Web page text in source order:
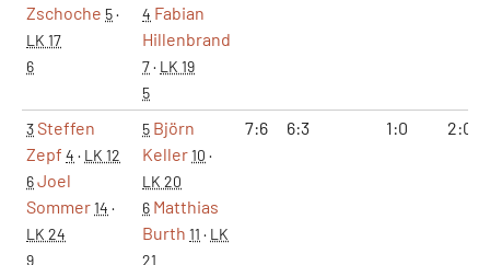
Zschoche 5·
LK 17
6
4 Fabian
Hillenbrand
7· LK 19
5
3Steffen
Zepf 4 · LK 12
6Joel
Sommer14 ·
LK 24
9
5 Björn
Keller10 ·
LK 20
6 Matthias
Burth 11 · LK
21
7:6 6:3 1:0 2:0